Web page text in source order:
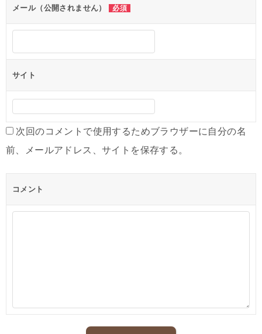
メール（公開されません） 必須
サイト
次回のコメントで使用するためブラウザーに自分の名
前、メールアドレス、サイトを保存する。
コメント